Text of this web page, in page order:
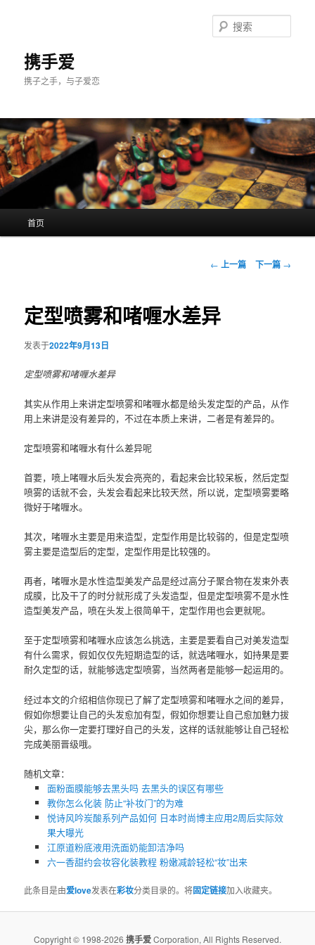
携手爱
携子之手，与子爱恋
索
首页
文
航
← 上一篇 下一篇 →
定型喷雾和啫喱水差异
发表于2022年9月13日
定型喷雾和啫喱水差异
其实从作用上来讲定型喷雾和啫喱水都是给头发定型的产品，从作
用上来讲是没有差异的，不过在本质上来讲，二者是有差异的。
定型喷雾和啫喱水有什么差异呢
首要，喷上啫喱水后头发会亮亮的，看起来会比较呆板，然后定型
喷雾的话就不会，头发会看起来比较天然，所以说，定型喷雾要略
微好于啫喱水。
其次，啫喱水主要是用来造型，定型作用是比较弱的，但是定型喷
雾主要是造型后的定型，定型作用是比较强的。
再者，啫喱水是水性造型美发产品是经过高分子聚合物在发束外表
成膜，比及干了的时分就形成了头发造型，但是定型喷雾不是水性
造型美发产品，喷在头发上很简单干，定型作用也会更就呢。
至于定型喷雾和啫喱水应该怎么挑选，主要是要看自己对美发造型
有什么需求，假如仅仅先短期造型的话，就选啫喱水，如持果是要
耐久定型的话，就能够选定型喷雾，当然两者是能够一起运用的。
经过本文的介绍相信你现已了解了定型喷雾和啫喱水之间的差异，
假如你想要让自己的头发愈加有型，假如你想要让自己愈加魅力拔
尖，那么你一定要打理好自己的头发，这样的话就能够让自己轻松
完成美丽晋级哦。
随机文章：
面粉面膜能够去黑头吗 去黑头的误区有哪些
教你怎么化装 防止“补妆门”的为难
悦诗风吟炭酸系列产品如何 日本时尚博主应用2周后实际效
果大曝光
江原道粉底液用洗面奶能卸洁净吗
六一香甜约会妆容化装教程 粉嫩减龄轻松“妆”出来
此条目是由爱love发表在彩妆分类目录的。将固定链接加入收藏夹。
Copyright © 1998-2026 携手爱Corporation, All Rights Reserved.